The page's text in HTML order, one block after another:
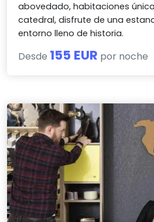
abovedado, habitaciones
catedral, disfrute de una
entorno lleno de historia.
Desde 155 EUR por noche